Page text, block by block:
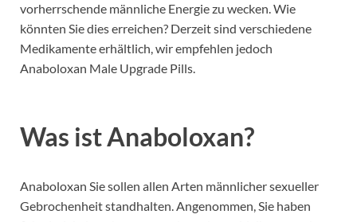
vorherrschende männliche Energie zu wecken. Wie
könnten Sie dies erreichen? Derzeit sind verschiedene
Medikamente erhältlich, wir empfehlen jedoch
Anaboloxan Male Upgrade Pills.
Was ist Anaboloxan?
Anaboloxan Sie sollen allen Arten männlicher sexueller
Gebrochenheit standhalten. Angenommen, Sie haben